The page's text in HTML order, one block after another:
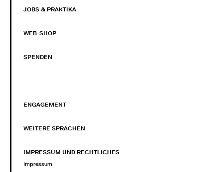
JOBS & PRAKTIKA
WEB-SHOP
SPENDEN
ENGAGEMENT
WEITERE SPRACHEN
IMPRESSUM UND RECHTLICHES
Impressum